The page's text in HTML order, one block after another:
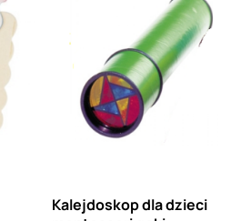
Kalejdoskop dla dzieci